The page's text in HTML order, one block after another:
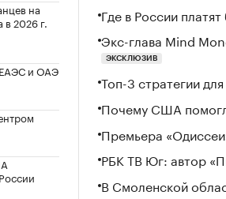
на
в 2026 г.
ЕАЭС и ОАЭ
Где в России
Экс-глава Mind
ЭКСКЛЮЗИВ
Топ-3 стратегии
Почему США
Премьера
РБК ТВ Юг: автор
В Смоленской